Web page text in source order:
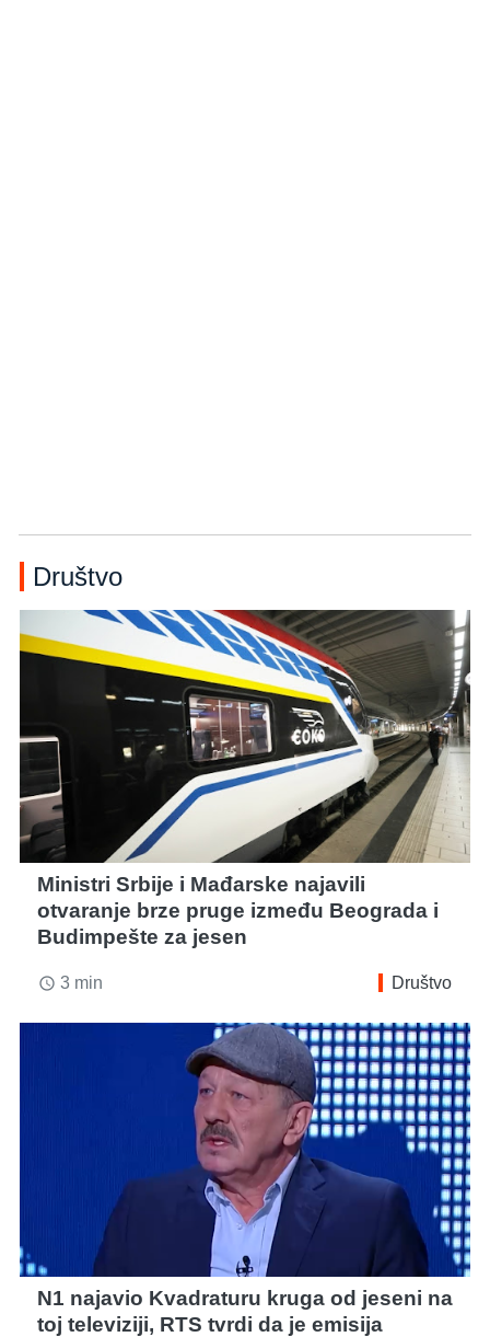
Društvo
Ministri Srbije i Mađarske najavili
otvaranje brze pruge između Beograda i
Budimpešte za jesen
access_time 3 min Društvo
N1 najavio Kvadraturu kruga od jeseni na
toj televiziji, RTS tvrdi da je emisija